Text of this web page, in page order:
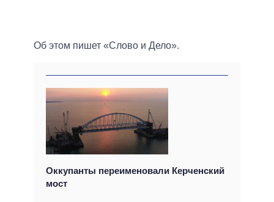
Об этом пишет «Слово и Дело».
Оккупанты переименовали Керченский
мост